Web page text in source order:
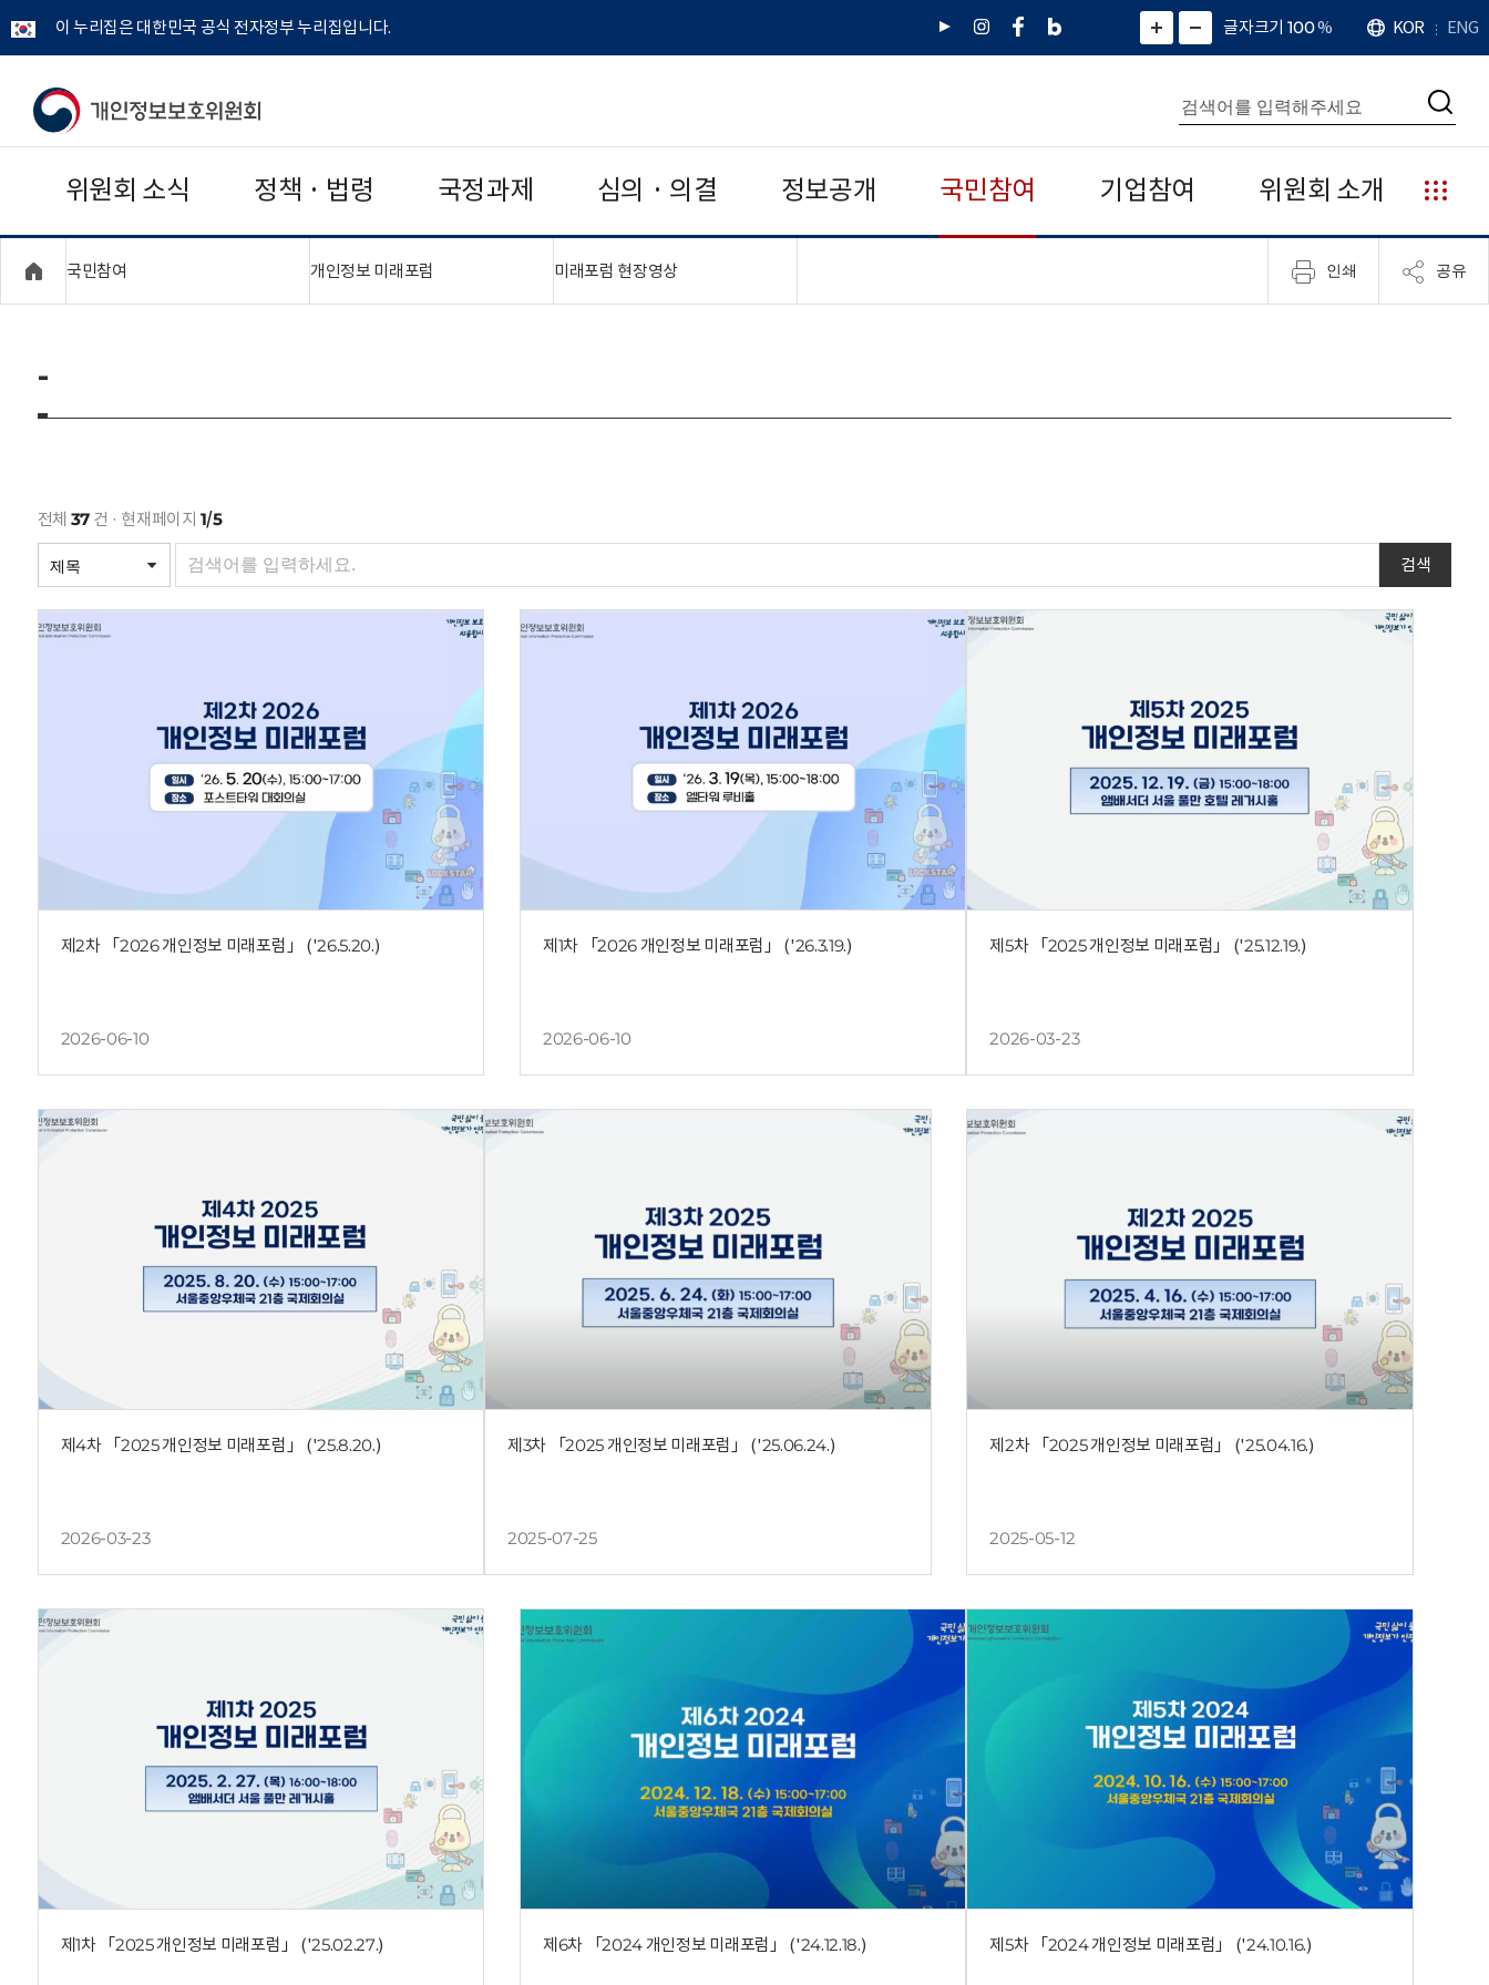
이 누리집은 대한민국 공식 전자정부 누리집입니다.
유
인
페
네
그
)
화
면
면
소
확
대
치
글자크기 100%
언
어
KOR ENG
개
보
보
위
회
통
합
검
색
검
위원회 소식 정책 · 법령 국정과제 심의 · 의결 정보공개 국민참여 기업참여 위원회 소개
누
리
집
안
국민참여 개인정보 미래포럼 미래포럼 현장영상"접기,펼치기" 인쇄 공유
-
전체 37 건 · 현재페이지 1/5
검색
제2차 「2026 개인정보 미래포럼」 ('26.5.20.)
2026-06-10
제1차 「2026 개인정보 미래포럼」 ('26.3.19.)
2026-06-10
제5차 「2025 개인정보 미래포럼」 ('25.12.19.)
2026-03-23
제4차 「2025 개인정보 미래포럼」 ('25.8.20.)
2026-03-23
제3차 「2025 개인정보 미래포럼」 ('25.06.24.)
2025-07-25
제2차 「2025 개인정보 미래포럼」 ('25.04.16.)
2025-05-12
제1차 「2025 개인정보 미래포럼」 ('25.02.27.) 제6차 「2024 개인정보 미래포럼」 ('24.12.18.) 제5차 「2024 개인정보 미래포럼」 ('24.10.16.)